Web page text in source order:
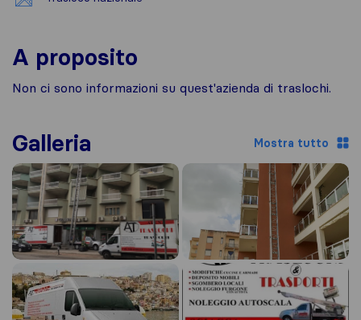
A proposito
Non ci sono informazioni su quest'azienda di traslochi.
Galleria Mostra tutto